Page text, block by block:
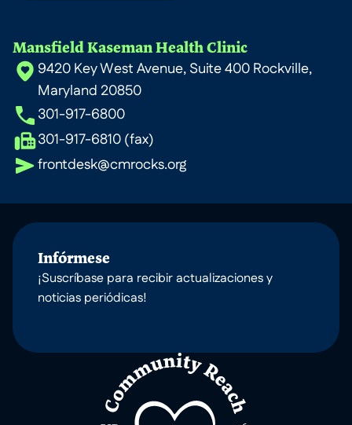
Mansfield Kaseman Health Clinic
9420 Key West Avenue, Suite 400 Rockville,
Maryland 20850
301-917-6800
301-917-6810 (fax)
frontdesk@cmrocks.org
Infórmese
¡Suscríbase para recibir actualizaciones y
noticias periódicas!